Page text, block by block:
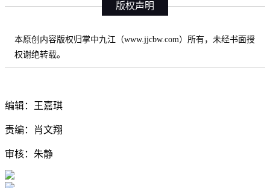
版权声明
本原创内容版权归掌中九江（www.jjcbw.com）所有，未经书面授
权谢绝转载。
编辑：王嘉琪
责编：肖文翔
审核：朱静